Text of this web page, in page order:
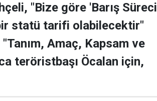
"Bize göre 'Barış Süreci
statü tarifi olabilecektir"
Amaç, Kapsam ve
teröristbaşı Öcalan için,